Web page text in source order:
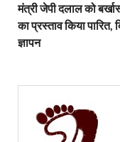
मंत्री जेपी दलाल को
का प्रस्ताव किया पारित,
ज्ञापन